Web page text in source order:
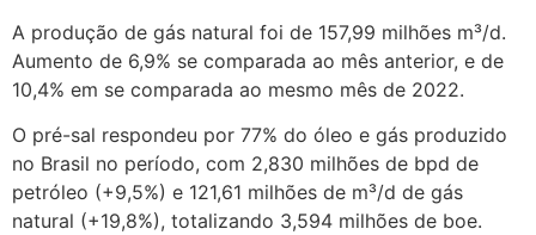
A produção de gás natural foi de 157,99 milhões m³/d.
Aumento de 6,9% se comparada ao mês anterior, e de
10,4% em se comparada ao mesmo mês de 2022.
O pré-sal respondeu por 77% do óleo e gás produzido
no Brasil no período, com 2,830 milhões de bpd de
petróleo (+9,5%) e 121,61 milhões de m³/d de gás
natural (+19,8%), totalizando 3,594 milhões de boe.